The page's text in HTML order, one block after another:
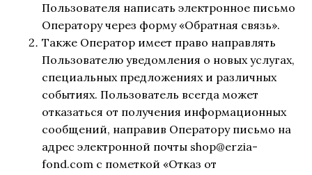
Пользователя написать электронное письмо
Оператору через форму «Обратная связь».
Также Оператор имеет право направлять
Пользователю уведомления о новых услугах,
специальных предложениях и различных
событиях. Пользователь всегда может
отказаться от получения информационных
сообщений, направив Оператору письмо на
адрес электронной почты shop@erzia-
fond.com с пометкой «Отказ от